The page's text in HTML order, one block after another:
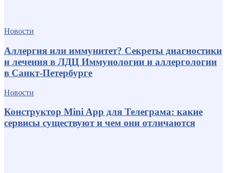
Новости
Аллергия или иммунитет? Секреты диагностики
и лечения в ЛДЦ Иммунологии и аллергологии
в Санкт-Петербурге
Новости
Конструктор Mini App для Телеграма: какие
сервисы существуют и чем они отличаются